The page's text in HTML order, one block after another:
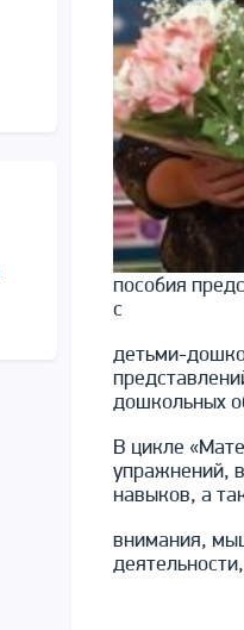
пособия
с
детьми-
дошкольных
В цикле
упражнений,
навыков, а
внимания,